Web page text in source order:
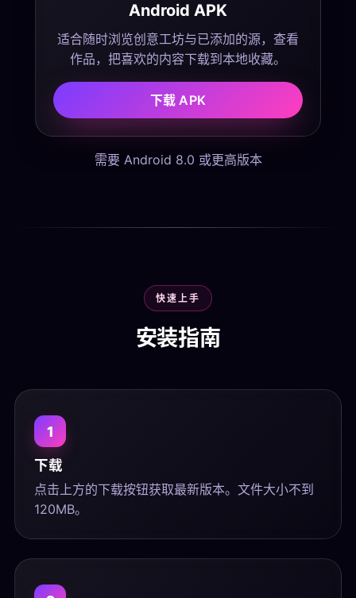
Android APK
适合随时浏览创意工坊与已添加的源，查看
作品，把喜欢的内容下载到本地收藏。
下载 APK
需要 Android 8.0 或更高版本
快速上手
安装指南
1
下载
点击上方的下载按钮获取最新版本。文件大小不到
120MB。